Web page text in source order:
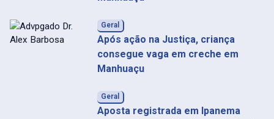
Geral
Após ação na Justiça, criança
consegue vaga em creche em
Manhuaçu
Geral
Aposta registrada em Ipanema